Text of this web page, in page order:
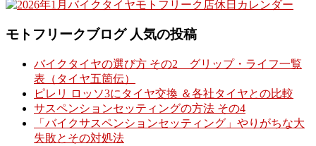
モトフリークブログ 人気の投稿
バイクタイヤの選び方 その2 グリップ・ライフ一覧
表（タイヤ五箇伝）
ピレリ ロッソ3にタイヤ交換 ＆各社タイヤとの比較
サスペンションセッティングの方法 その4
「バイクサスペンションセッティング」やりがちな大
失敗とその対処法